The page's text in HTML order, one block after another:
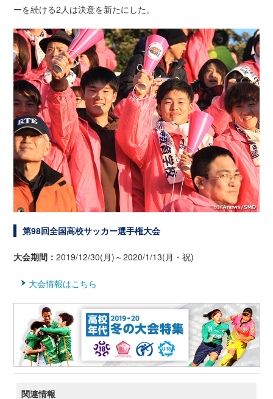
ーを続ける2人は決意を新たにした。
第98回全国高校サッカー選手権大会
大会期間：2019/12/30(月)～2020/1/13(月・祝)
大会情報はこちら
関連情報